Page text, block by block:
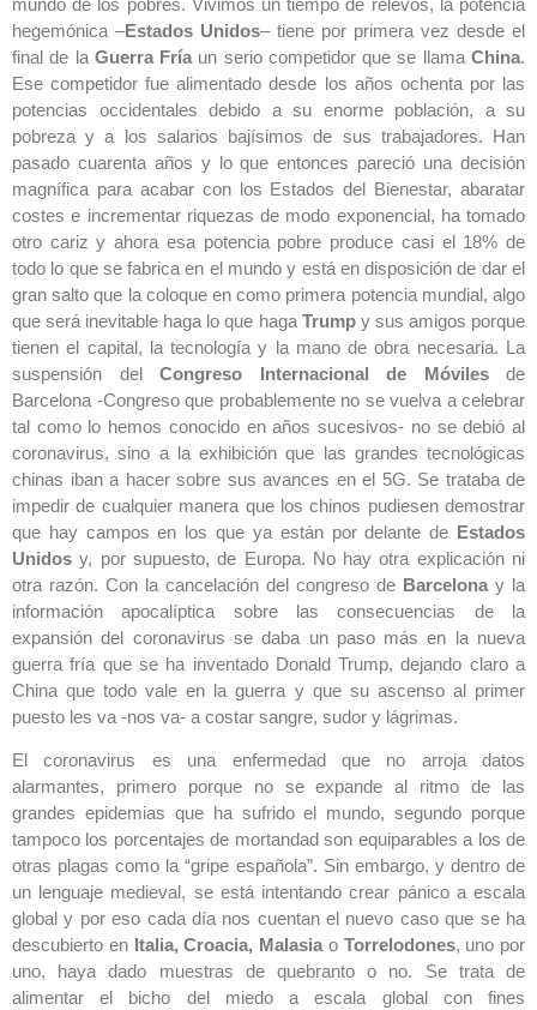
mundo de los pobres. Vivimos un tiempo de relevos, la potencia
hegemónica –Estados Unidos– tiene por primera vez desde el
final de la Guerra Fría un serio competidor que se llamaChina.
Ese competidor fue alimentado desde los años ochenta por las
potencias occidentales debido a su enorme población, a su
pobreza y a los salarios bajísimos de sus trabajadores. Han
pasado cuarenta años y lo que entonces pareció una decisión
magnífica para acabar con los Estados del Bienestar, abaratar
costes e incrementar riquezas de modo exponencial, ha tomado
otro cariz y ahora esa potencia pobre produce casi el 18% de
todo lo que se fabrica en el mundo y está en disposición de dar el
gran salto que la coloque en como primera potencia mundial, algo
que será inevitable haga lo que haga Trumpy sus amigos porque
tienen el capital, la tecnología y la mano de obra necesaria. La
suspensión del Congreso Internacional de Móvilesde
Barcelona -Congreso que probablemente no se vuelva a celebrar
tal como lo hemos conocido en años sucesivos- no se debió al
coronavirus, sino a la exhibición que las grandes tecnológicas
chinas iban a hacer sobre sus avances en el 5G. Se trataba de
impedir de cualquier manera que los chinos pudiesen demostrar
que hay campos en los que ya están por delante de Estados
Unidos y, por supuesto, de Europa. No hay otra explicación ni
otra razón. Con la cancelación del congreso de Barcelona y la
información apocalíptica sobre las consecuencias de la
expansión del coronavirus se daba un paso más en la nueva
guerra fría que se ha inventado Donald Trump, dejando claro a
China que todo vale en la guerra y que su ascenso al primer
puesto les va -nos va- a costar sangre, sudor y lágrimas.
El coronavirus es una enfermedad que no arroja datos
alarmantes, primero porque no se expande al ritmo de las
grandes epidemias que ha sufrido el mundo, segundo porque
tampoco los porcentajes de mortandad son equiparables a los de
otras plagas como la “gripe española”. Sin embargo, y dentro de
un lenguaje medieval, se está intentando crear pánico a escala
global y por eso cada día nos cuentan el nuevo caso que se ha
descubierto en Italia, Croacia, Malasiao Torrelodones, uno por
uno, haya dado muestras de quebranto o no. Se trata de
alimentar el bicho del miedo a escala global con fines